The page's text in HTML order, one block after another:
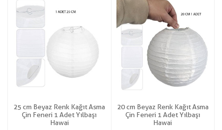
25 cm Beyaz Renk Kağıt Asma
Çin Feneri 1 Adet Yılbaşı
Hawai
20 cm Beyaz Renk Kağıt Asma
Çin Feneri 1 Adet Yılbaşı
Hawai